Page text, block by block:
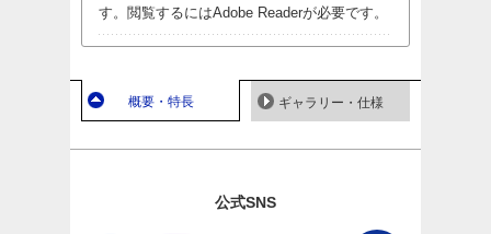
す。閲覧するにはAdobe Readerが必要です。
概要・特長 ギャラリー・仕様
公式SNS